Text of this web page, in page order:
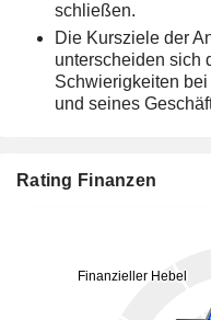
schließen.
Die Kursziele der
unterscheiden sich
Schwierigkeiten
und seines
Rating Finanzen